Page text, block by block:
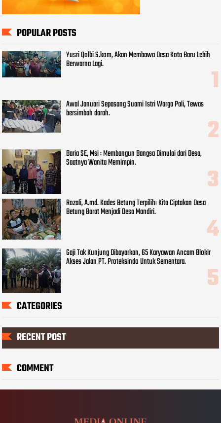
POPULAR POSTS
Yusri Qolbi S.kom, Akan Membawa Desa Kota Baru Lebih
Berwarna Lagi.
Awal Januari Sepasang Suami Istri Warga Pali, Tewas
bersimbah darah.
Baria SE, Msi : Membangun Bangsa Dimulai dari Desa,
Saatnya Wanita Memimpin.
Rozali, A.md. Kades Betung Terpilih: Kita Ciptakan Desa
Betung Barat Menjadi Desa Mandiri.
Gaji Tak Kunjung Dibayarkan, 65 Karyawan Ancam Blokir
Akses Jalan PT. Proteksindo Untuk Sementara.
CATEGORIES
RECENT POST
COMMENT